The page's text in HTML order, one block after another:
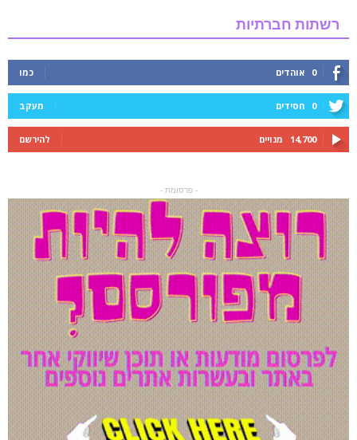
רשתות חברתיות
0 אוהדים כמו
0 חסידים מעקב
14,700 מנויים להירשם
- פרסומת -